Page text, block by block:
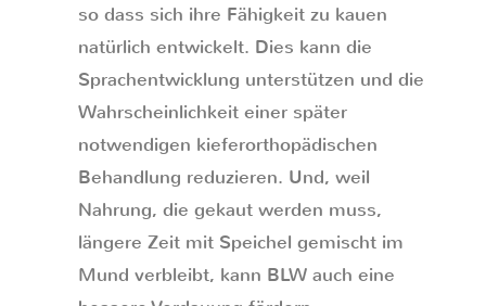
so dass sich ihre Fähigkeit zu kauen
natürlich entwickelt. Dies kann die
Sprachentwicklung unterstützen und die
Wahrscheinlichkeit einer später
notwendigen kieferorthopädischen
Behandlung reduzieren. Und, weil
Nahrung, die gekaut werden muss,
längere Zeit mit Speichel gemischt im
Mund verbleibt, kann BLW auch eine